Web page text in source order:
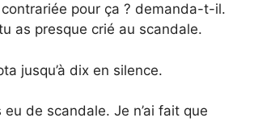
pour ça ? demanda-t-il.
as presque crié au scandale.
jusqu’à dix en silence.
eu de scandale. Je n’ai fait que